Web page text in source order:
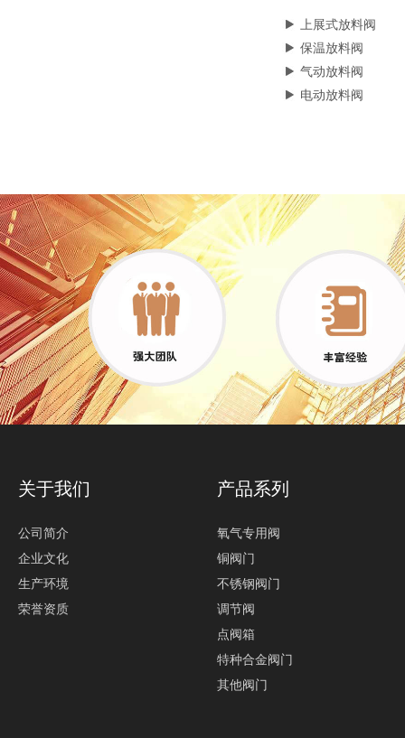
上展式放料阀
保温放料阀
气动放料阀
电动放料阀
关于我们
公司简介
企业文化
生产环境
荣誉资质
产品系列
氧气专用阀
铜阀门
不锈钢阀门
调节阀
点阀箱
特种合金阀门
其他阀门